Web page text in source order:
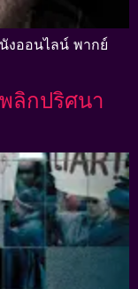
งออนไลน์ พากย์
ลิกปริศนา